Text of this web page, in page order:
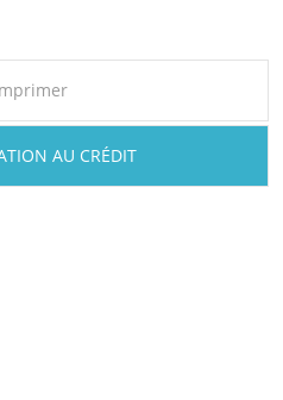
AU CRÉDIT